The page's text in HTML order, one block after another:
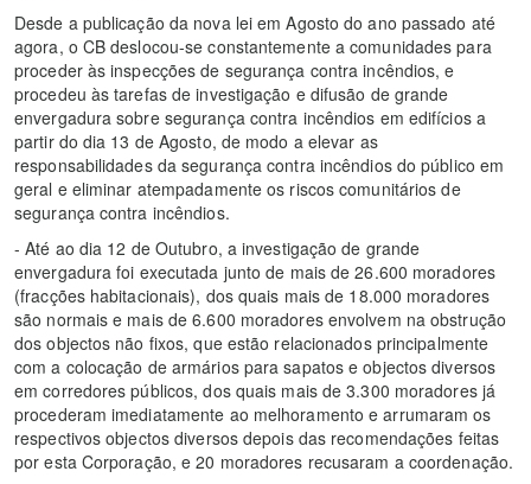
Desde a publicação da nova lei em Agosto do ano passado até
agora, o CB deslocou-se constantemente a comunidades para
proceder às inspecções de segurança contra incêndios, e
procedeu às tarefas de investigação e difusão de grande
envergadura sobre segurança contra incêndios em edifícios a
partir do dia 13 de Agosto, de modo a elevar as
responsabilidades da segurança contra incêndios do público em
geral e eliminar atempadamente os riscos comunitários de
segurança contra incêndios.
- Até ao dia 12 de Outubro, a investigação de grande
envergadura foi executada junto de mais de 26.600 moradores
(fracções habitacionais), dos quais mais de 18.000 moradores
são normais e mais de 6.600 moradores envolvem na obstrução
dos objectos não fixos, que estão relacionados principalmente
com a colocação de armários para sapatos e objectos diversos
em corredores públicos, dos quais mais de 3.300 moradores já
procederam imediatamente ao melhoramento e arrumaram os
respectivos objectos diversos depois das recomendações feitas
por esta Corporação, e 20 moradores recusaram a coordenação.